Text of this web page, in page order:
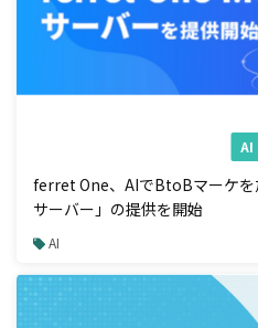
AI
ferret One、AIでBtoBマーケ
サーバー」の提供を開始
AI